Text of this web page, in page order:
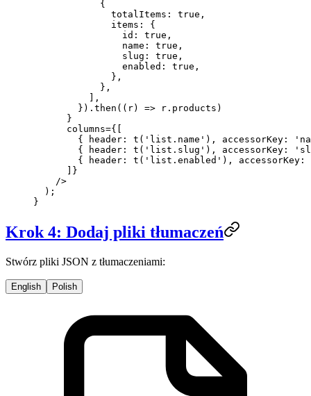
            {
              totalItems:
true ,
              items: {
                id:
true ,
                name:
true ,
                slug:
true ,
                enabled:
true ,
              },
            },
          ],
        }).
then (( r) => r.products)
      }
      columns
={[
        { header:
t ( 'list.name' ), accessorKey:
        { header:
t ( 'list.slug' ), accessorKey:
        { header:
t ( 'list.enabled' ), accessorKey:
      ]}
    />
  );
}
Krok 4: Dodaj pliki tłumaczeń
Stwórz pliki JSON z tłumaczeniami:
English Polish